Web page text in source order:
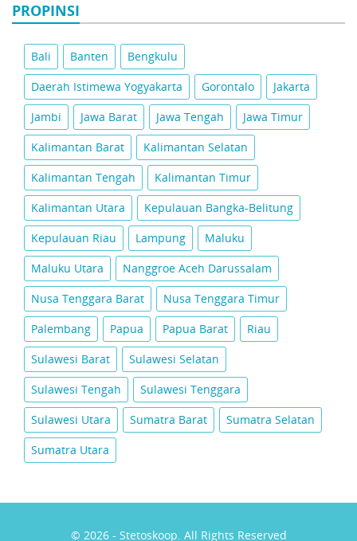
PROPINSI
Bali Banten
Bengkulu
Daerah Istimewa Yogyakarta
Gorontalo
Jakarta
Jambi
Jawa Barat Jawa Tengah
Jawa Timur
Kalimantan Barat
Kalimantan Selatan
Kalimantan Tengah
Kalimantan Timur
Kalimantan Utara
Kepulauan Bangka-Belitung
Kepulauan Riau
Lampung
Maluku
Maluku Utara
Nanggroe Aceh Darussalam
Nusa Tenggara Barat
Nusa Tenggara Timur
Palembang
Papua Papua Barat
Riau
Sulawesi Barat
Sulawesi Selatan
Sulawesi Tengah
Sulawesi Tenggara
Sulawesi Utara
Sumatra Barat
Sumatra Selatan
Sumatra Utara
© 2026 - Stetoskoop. All Rights Reserved